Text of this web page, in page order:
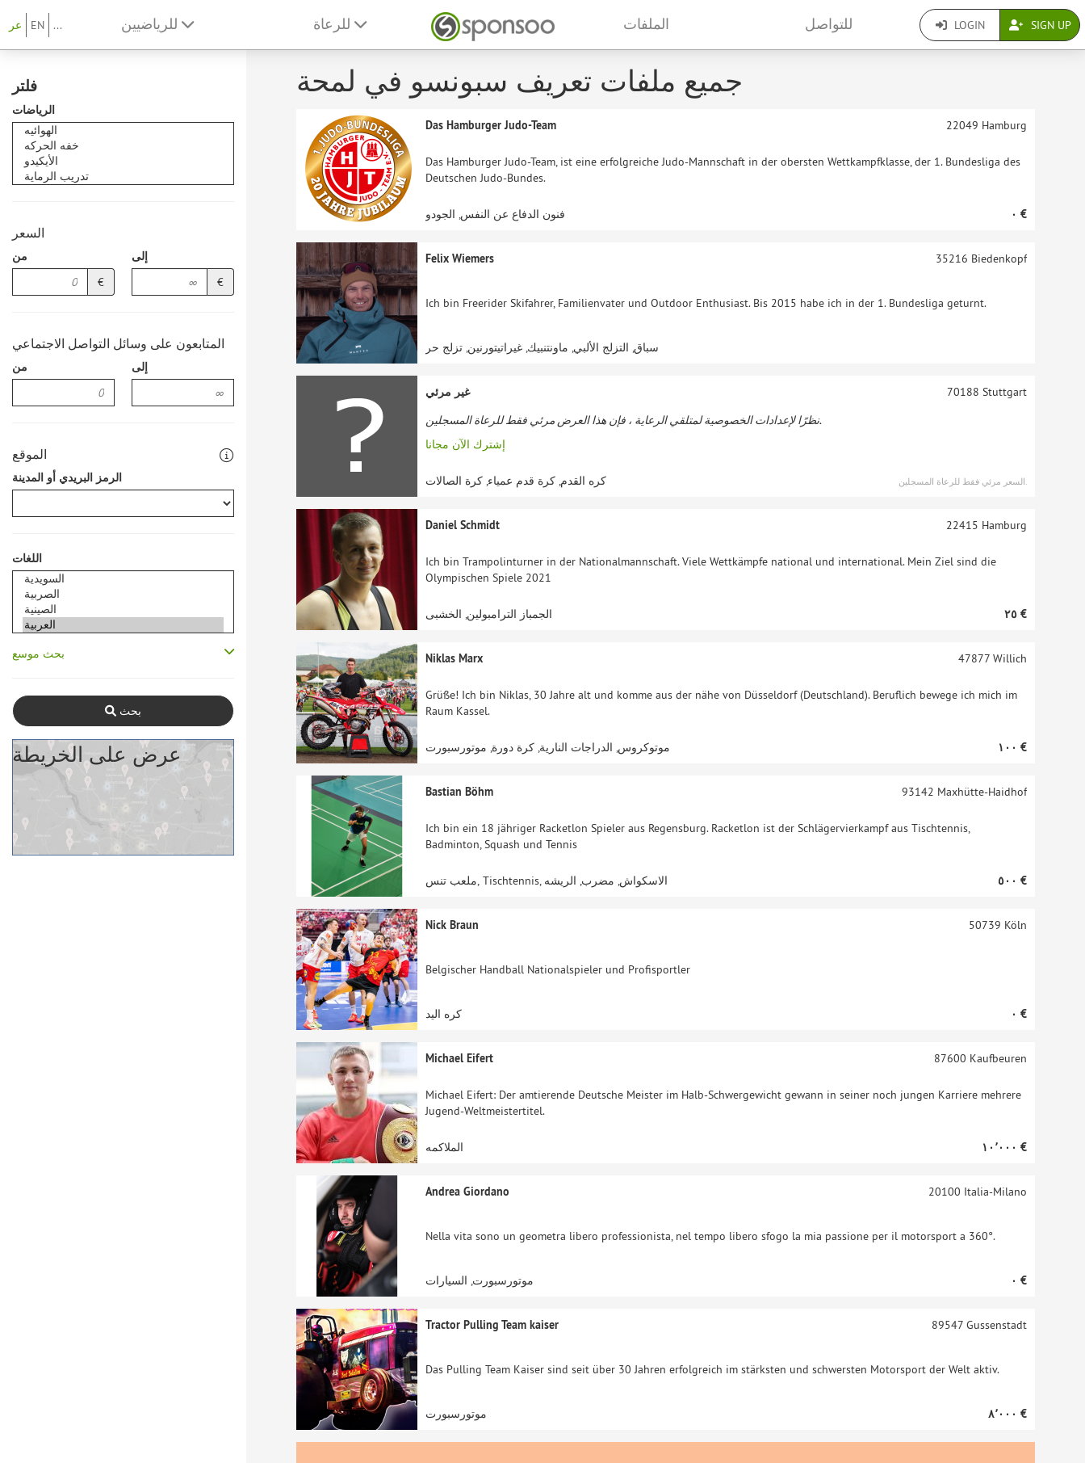
عر EN ... الملفات للتواصل LOGIN SIGN UP
فلتر
الرياضات
السعر
من
€
إلى
€
المتابعون على وسائل التواصل الاجتماعي
من إلى
الموقع
الرمز البريدي أو المدينة
اللغات
بحث موسع
بحث
عرض على الخريطة
جميع ملفات تعريف سبونسو في لمحة
Das Hamburger Judo-Team
Das Hamburger Judo-Team, ist eine erfolgreiche Judo-Mannschaft in der obersten Wettkampfklasse, der 1. Bundesliga des
Deutschen Judo-Bundes.
22049 Hamburg
فنون الدفاع عن النفس, الجودو ‏٠ €
Felix Wiemers
Ich bin Freerider Skifahrer, Familienvater und Outdoor Enthusiast. Bis 2015 habe ich in der 1. Bundesliga geturnt.
35216 Biedenkopf
سباق, التزلج الألبي, ماونتنبيك, غيراتيتورنين, تزلج حر
غير مرئي
نظرًا لإعدادات الخصوصية لمتلقي الرعاية ، فإن هذا العرض مرئي فقط للرعاة المسجلين.
إشترك الآن مجانا
70188 Stuttgart
كره القدم, كرة قدم عمياء, كرة الصالات السعر مرئي فقط للرعاة المسجلين.
Daniel Schmidt
Ich bin Trampolinturner in der Nationalmannschaft. Viele Wettkämpfe national und international. Mein Ziel sind die
Olympischen Spiele 2021
22415 Hamburg
الجمباز الترامبولين, الخشبى ‏٢٥ €
Niklas Marx
Grüße! Ich bin Niklas, 30 Jahre alt und komme aus der nähe von Düsseldorf (Deutschland). Beruflich bewege ich mich im
Raum Kassel.
47877Willich
موتوكروس, الدراجات النارية, كرة دورة, موتورسبورت ‏١٠٠ €
Bastian Böhm
Ich bin ein 18 jähriger Racketlon Spieler aus Regensburg. Racketlon ist der Schlägervierkampf aus Tischtennis,
Badminton, Squash und Tennis
93142 Maxhütte-Haidhof
ملعب تنس, Tischtennis, الاسكواش, مضرب, الريشه ‏٥٠٠ €
Nick Braun
Belgischer Handball Nationalspieler und Profisportler
50739 Köln
كره اليد ‏٠ €
Michael Eifert
Michael Eifert: Der amtierende Deutsche Meister im Halb-Schwergewicht gewann in seiner noch jungen Karriere mehrere
Jugend-Weltmeistertitel.
87600 Kaufbeuren
الملاكمه ‏١٠٬٠٠٠ €
Andrea Giordano
Nella vita sono un geometra libero professionista, nel tempo libero sfogo la mia passione per il motorsport a 360°.
20100 Italia-Milano
موتورسبورت, السيارات ‏٠ €
Tractor Pulling Team kaiser
Das Pulling Team Kaiser sind seit über 30 Jahren erfolgreich im stärksten und schwersten Motorsport der Welt aktiv.
89547Gussenstadt
موتورسبورت ‏٨٬٠٠٠ €